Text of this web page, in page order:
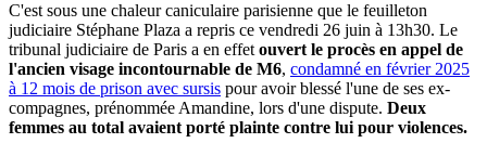
C'est sous une chaleur caniculaire parisienne que le feuilleton
judiciaire Stéphane Plaza a repris ce vendredi 26 juin à 13h30. Le
tribunal judiciaire de Paris a en effetouvert le procès en appel de
l'ancien visage incontournable de M6, condamné en février 2025
à 12 mois de prison avec sursis pour avoir blessé l'une de ses ex-
compagnes, prénommée Amandine, lors d'une dispute. Deux
femmes au total avaient porté plainte contre lui pour violences.